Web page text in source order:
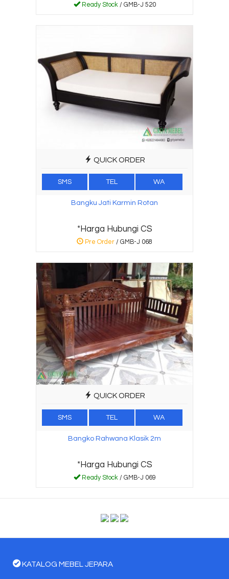
Ready Stock/ GMB-J 520
QUICK ORDER
SMS TEL WA
Bangku Jati Karmin Rotan
*Harga Hubungi CS
Pre Order / GMB-J 068
QUICK ORDER
SMS TEL WA
Bangko Rahwana Klasik 2m
*Harga Hubungi CS
Ready Stock/ GMB-J 069
KATALOG MEBEL JEPARA